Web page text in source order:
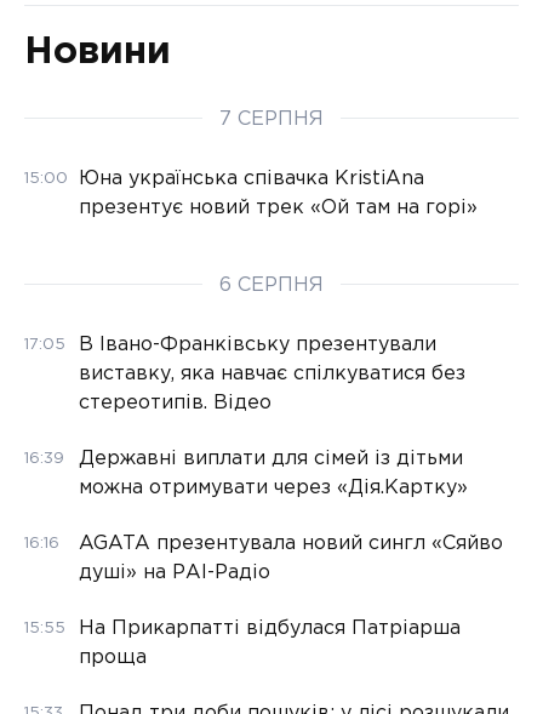
Новини
7 СЕРПНЯ
15:00
Юна українська співачка KristiAna
презентує новий трек «Ой там на горі»
6 СЕРПНЯ
17:05
В Івано-Франківську презентували
виставку, яка навчає спілкуватися без
стереотипів. Відео
16:39
Державні виплати для сімей із дітьми
можна отримувати через «Дія.Картку»
16:16
AGATA презентувала новий сингл «Сяйво
душі» на РАІ-Радіо
15:55
На Прикарпатті відбулася Патріарша
проща